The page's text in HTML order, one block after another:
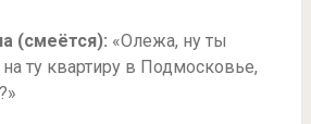
(смеётся): «Олежа, ну ты
ту квартиру в Подмосковье,